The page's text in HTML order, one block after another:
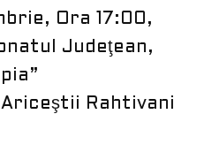
Ora 17:00,
Judeţean,
Rahtivani